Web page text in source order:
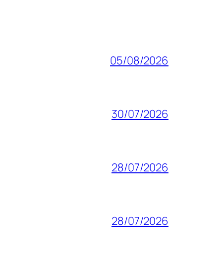
05/08/2026
30/07/2026
28/07/2026
28/07/2026